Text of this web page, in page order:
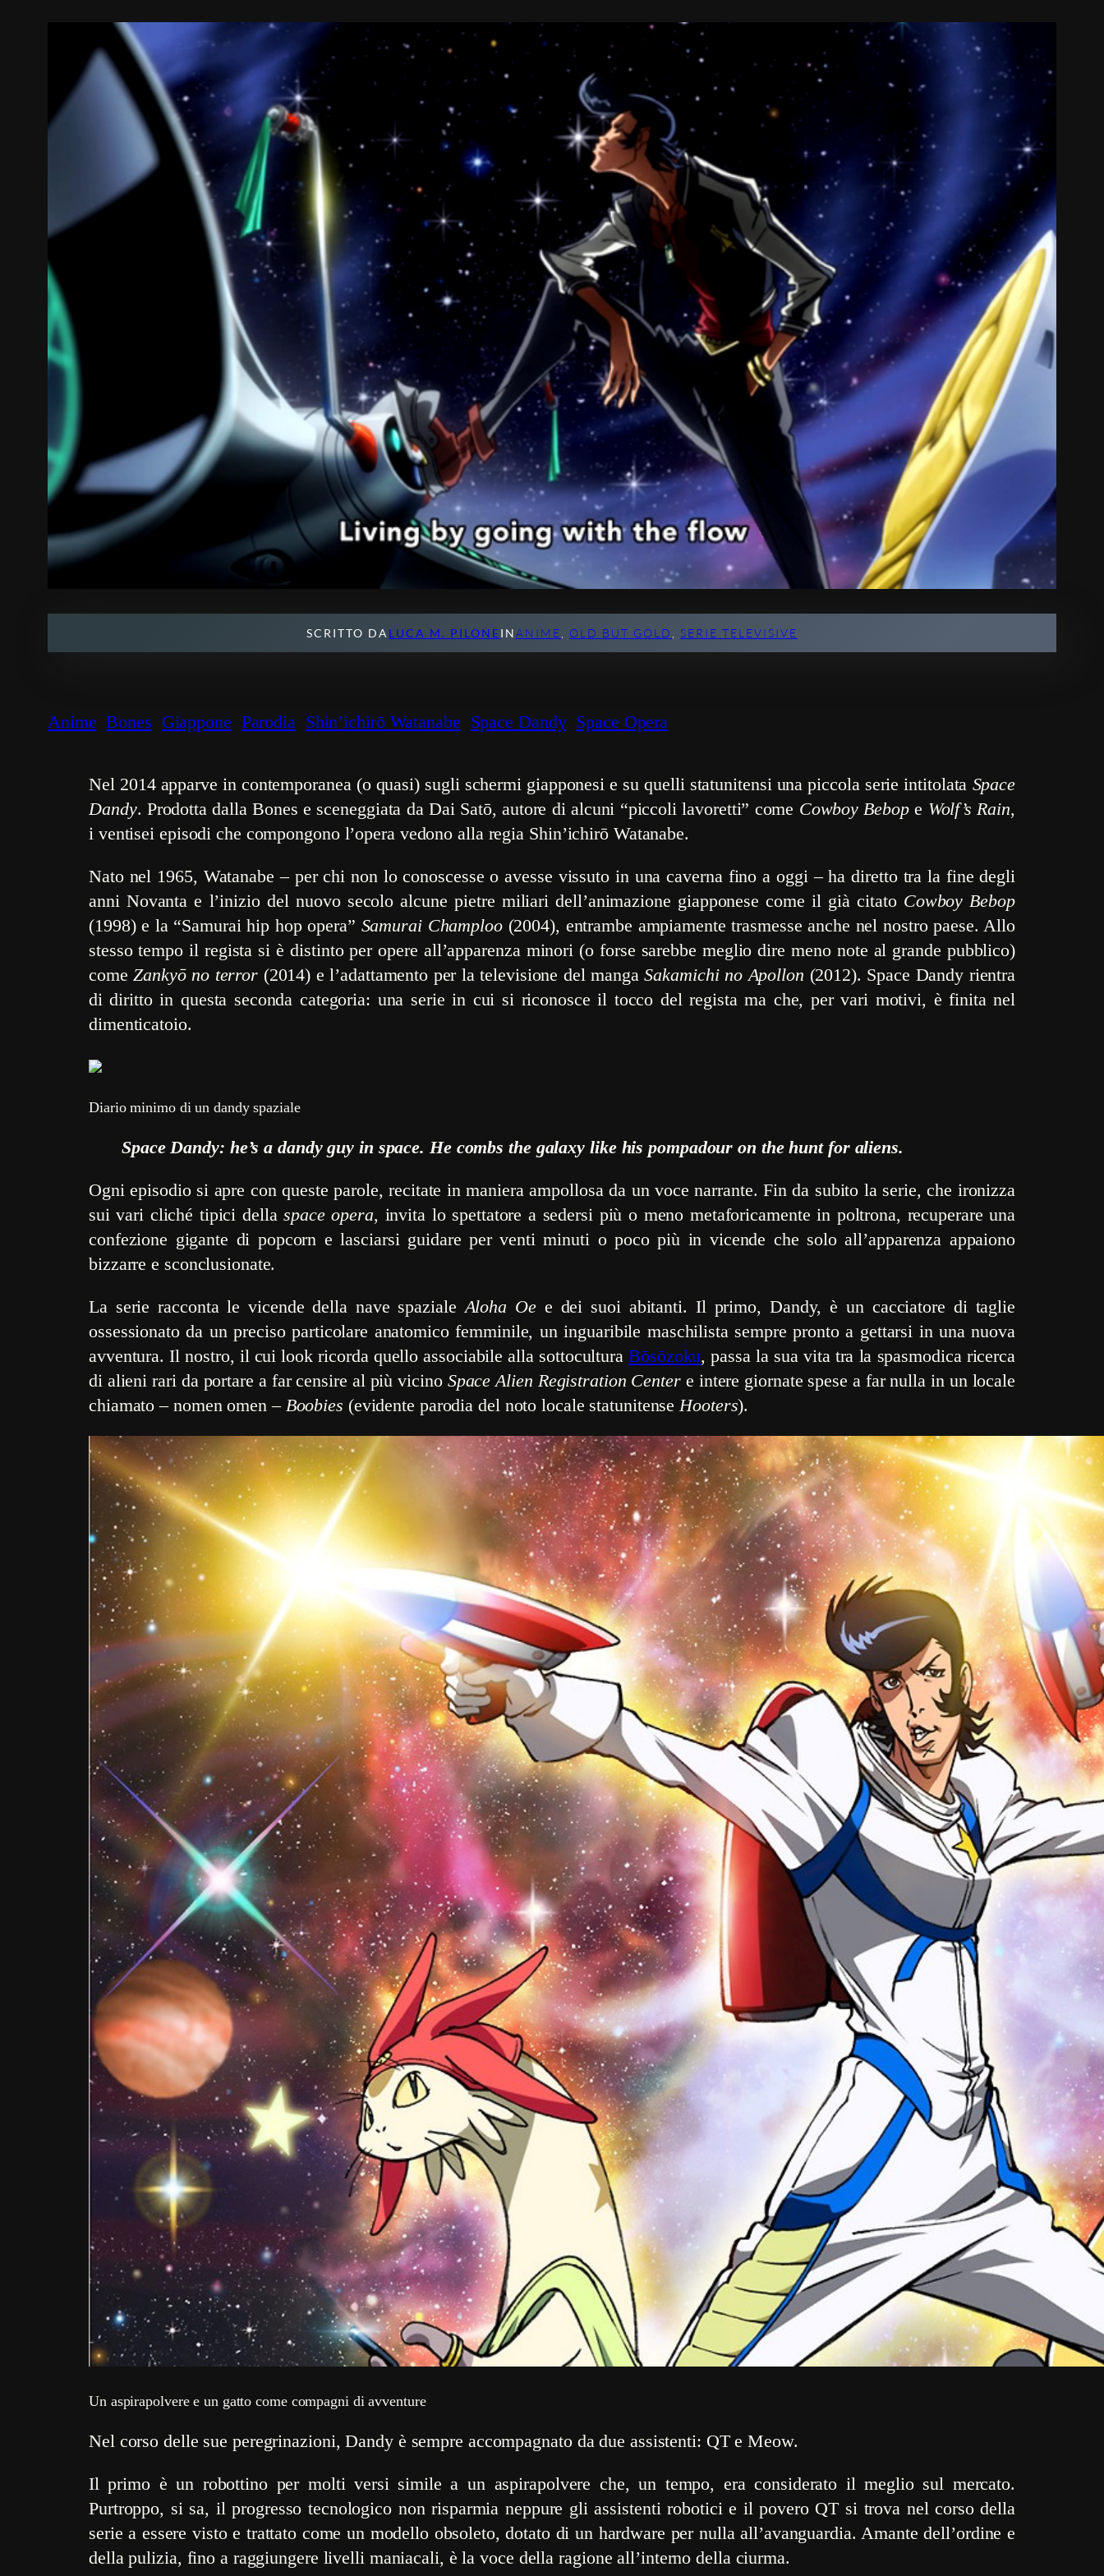
SCRITTO DA LUCA M. PILONEINANIME OLD BUT GOLD SERIE TELEVISIVE
Anime Bones Giappone Parodia Shin’ichirō Watanabe Space Dandy Space Opera
Nel 2014 apparve in contemporanea (o quasi) sugli schermi giapponesi e su quelli statunitensi una piccola serie intitolata Space
Dandy. Prodotta dalla Bones e sceneggiata da Dai Satō, autore di alcuni “piccoli lavoretti” come Cowboy Bebop e Wolf’s Rain,
i ventisei episodi che compongono l’opera vedono alla regia Shin’ichirō Watanabe.
Nato nel 1965, Watanabe – per chi non lo conoscesse o avesse vissuto in una caverna fino a oggi – ha diretto tra la fine degli
anni Novanta e l’inizio del nuovo secolo alcune pietre miliari dell’animazione giapponese come il già citato Cowboy Bebop
(1998) e la “Samurai hip hop opera” Samurai Champloo(2004), entrambe ampiamente trasmesse anche nel nostro paese. Allo
stesso tempo il regista si è distinto per opere all’apparenza minori (o forse sarebbe meglio dire meno note al grande pubblico)
comeZankyō no terror (2014) e l’adattamento per la televisione del mangaSakamichi no Apollon (2012). Space Dandy rientra
di diritto in questa seconda categoria: una serie in cui si riconosce il tocco del regista ma che, per vari motivi, è finita nel
dimenticatoio.
Diario minimo di un dandy spaziale
Space Dandy: he’s a dandy guy in space. He combs the galaxy like his pompadour on the hunt for aliens.
Ogni episodio si apre con queste parole, recitate in maniera ampollosa da un voce narrante. Fin da subito la serie, che ironizza
sui vari cliché tipici dellaspace opera, invita lo spettatore a sedersi più o meno metaforicamente in poltrona, recuperare una
confezione gigante di popcorn e lasciarsi guidare per venti minuti o poco più in vicende che solo all’apparenza appaiono
bizzarre e sconclusionate.
La serie racconta le vicende della nave spazialeAloha Oe e dei suoi abitanti. Il primo, Dandy, è un cacciatore di taglie
ossessionato da un preciso particolare anatomico femminile, un inguaribile maschilista sempre pronto a gettarsi in una nuova
avventura. Il nostro, il cui look ricorda quello associabile alla sottoculturaBōsōzoku, passa la sua vita tra la spasmodica ricerca
di alieni rari da portare a far censire al più vicino Space Alien Registration Center e intere giornate spese a far nulla in un locale
chiamato – nomen omen – Boobies (evidente parodia del noto locale statunitenseHooters).
Un aspirapolvere e un gatto come compagni di avventure
Nel corso delle sue peregrinazioni, Dandy è sempre accompagnato da due assistenti: QT e Meow.
Il primo è un robottino per molti versi simile a un aspirapolvere che, un tempo, era considerato il meglio sul mercato.
Purtroppo, si sa, il progresso tecnologico non risparmia neppure gli assistenti robotici e il povero QT si trova nel corso della
serie a essere visto e trattato come un modello obsoleto, dotato di un hardware per nulla all’avanguardia. Amante dell’ordine e
della pulizia, fino a raggiungere livelli maniacali, è la voce della ragione all’interno della ciurma.